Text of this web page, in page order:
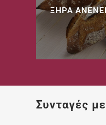
ΞΗΡΑ> Δείτε
Συνταγές